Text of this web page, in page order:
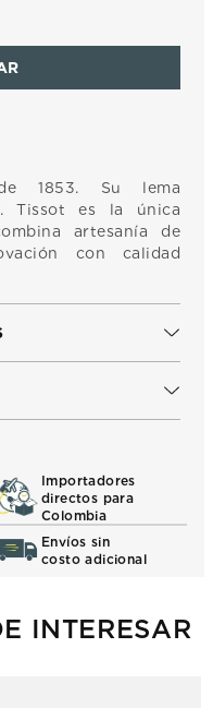
1853. Su lema
Tissot es la única
artesanía de
con calidad
Importadores
directos para
Colombia
Envíos sin
costo adicional
INTERESAR